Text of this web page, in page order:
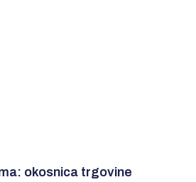
okosnica trgovine